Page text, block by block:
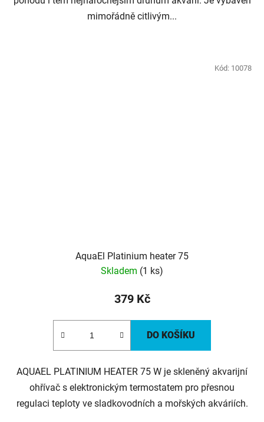
mimořádně citlivým...
AquaEl Platinium heater 75
Skladem (1 ks)
379 Kč
DO KOŠÍKU
AQUAEL PLATINIUM HEATER 75 W je skleněný akvarijní
ohřívač s elektronickým termostatem pro přesnou
regulaci teploty ve sladkovodních a mořských akváriích.
Kód: 10078